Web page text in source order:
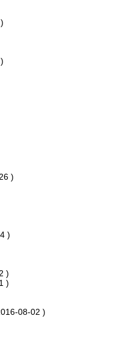
)
)
)
)
08-02 )